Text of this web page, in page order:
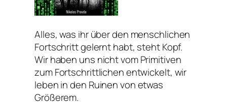
Alles, was ihr über den menschlichen
Fortschritt gelernt habt, steht Kopf.
Wir haben uns nicht vom Primitiven
zum Fortschrittlichen entwickelt, wir
leben in den Ruinen von etwas
Größerem.